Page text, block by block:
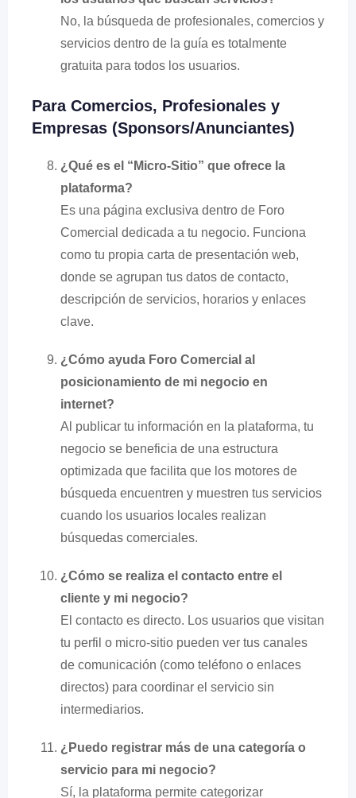
No, la búsqueda de profesionales, comercios y
servicios dentro de la guía es totalmente
gratuita para todos los usuarios.
Para Comercios, Profesionales y
Empresas (Sponsors/Anunciantes)
¿Qué es el “Micro-Sitio” que ofrece la
plataforma?
Es una página exclusiva dentro de Foro
Comercial dedicada a tu negocio. Funciona
como tu propia carta de presentación web,
donde se agrupan tus datos de contacto,
descripción de servicios, horarios y enlaces
clave.
¿Cómo ayuda Foro Comercial al
posicionamiento de mi negocio en
internet?
Al publicar tu información en la plataforma, tu
negocio se beneficia de una estructura
optimizada que facilita que los motores de
búsqueda encuentren y muestren tus servicios
cuando los usuarios locales realizan
búsquedas comerciales.
¿Cómo se realiza el contacto entre el
cliente y mi negocio?
El contacto es directo. Los usuarios que visitan
tu perfil o micro-sitio pueden ver tus canales
de comunicación (como teléfono o enlaces
directos) para coordinar el servicio sin
intermediarios.
¿Puedo registrar más de una categoría o
servicio para mi negocio?
Sí, la plataforma permite categorizar